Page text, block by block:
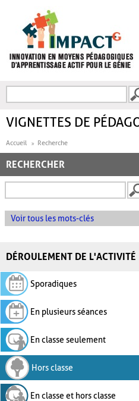
FORMULAIRE DE
VIGNETTES DE
Accueil Recherche
RECHERCHER
Voir tous les mots-clés
DÉROULEMENT DE L'ACTIVITÉ
Sporadiques
En plusieurs séances
En classe seulement
Hors classe
En classe et hors classe